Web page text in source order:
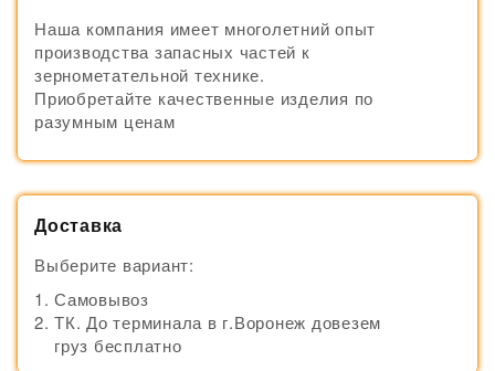
Наша компания имеет многолетний опыт
производства запасных частей к
зернометательной технике.
Приобретайте качественные изделия по
разумным ценам
Доставка
Выберите вариант:
Самовывоз
ТК. До терминала в г.Воронеж довезем
груз бесплатно